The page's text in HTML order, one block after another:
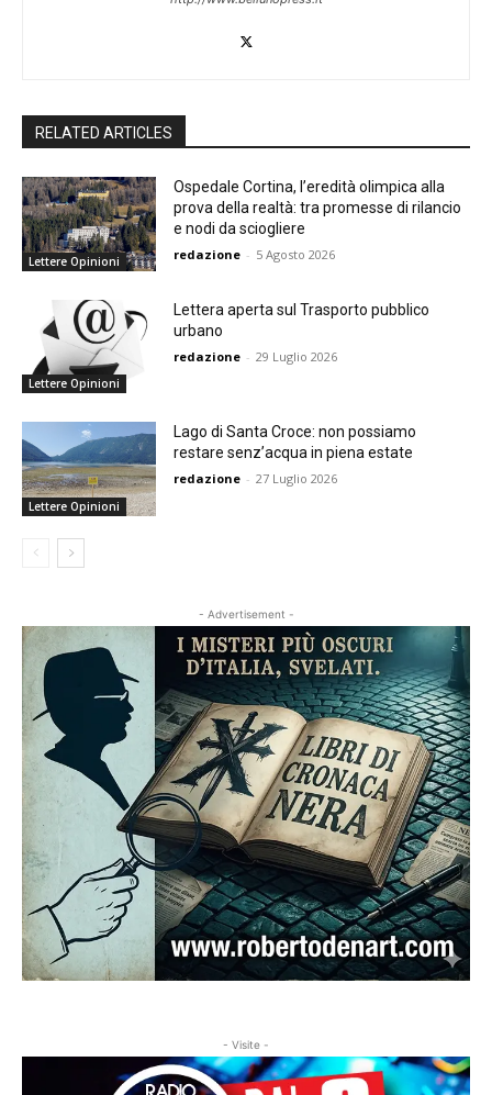
RELATED ARTICLES
Lettere Opinioni
Ospedale Cortina, l’eredità olimpica alla
prova della realtà: tra promesse di rilancio
e nodi da sciogliere
redazione - 5 Agosto 2026
Lettere Opinioni
Lettera aperta sul Trasporto pubblico
urbano
redazione - 29 Luglio 2026
Lettere Opinioni
Lago di Santa Croce: non possiamo
restare senz’acqua in piena estate
redazione - 27 Luglio 2026
- Advertisement -
- Visite -